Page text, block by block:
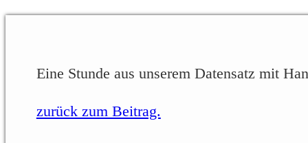
Eine Stunde aus unserem Datensatz mit
zurück zum Beitrag.